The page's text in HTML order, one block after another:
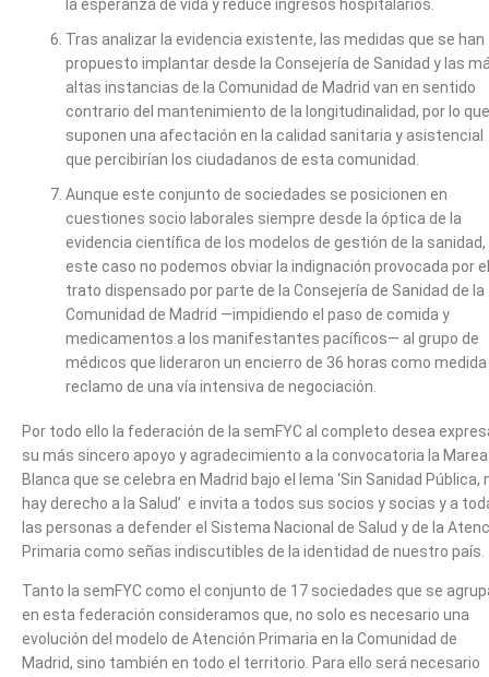
la esperanza de vida y reduce ingresos hospitalarios.
Tras analizar la evidencia existente, las medidas que se han
propuesto implantar desde la Consejería de Sanidad y las
altas instancias de la Comunidad de Madrid van en sentido
contrario del mantenimiento de la longitudinalidad, por lo que
suponen una afectación en la calidad sanitaria y asistencial
que percibirían los ciudadanos de esta comunidad.
Aunque este conjunto de sociedades se posicionen en
cuestiones socio laborales siempre desde la óptica de la
evidencia científica de los modelos de gestión de la sanidad,
este caso no podemos obviar la indignación provocada por el
trato dispensado por parte de la Consejería de Sanidad de la
Comunidad de Madrid —impidiendo el paso de comida y
medicamentos a los manifestantes pacíficos— al grupo de
médicos que lideraron un encierro de 36 horas como medida
reclamo de una vía intensiva de negociación.
Por todo ello la federación de la semFYC al completo desea
su más sincero apoyo y agradecimiento a la convocatoria la Marea
Blanca que se celebra en Madrid bajo el lema ‘Sin Sanidad Pública,
hay derecho a la Salud’ e invita a todos sus socios y socias y a
las personas a defender el Sistema Nacional de Salud y de la
Primaria como señas indiscutibles de la identidad de nuestro país.
Tanto la semFYC como el conjunto de 17 sociedades que se
en esta federación consideramos que, no solo es necesario una
evolución del modelo de Atención Primaria en la Comunidad de
Madrid, sino también en todo el territorio. Para ello será necesario